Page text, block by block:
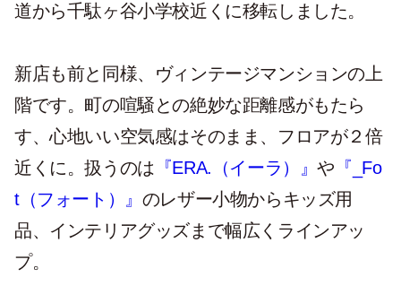
道から千駄ヶ谷小学校近くに移転しました。
新店も前と同様、ヴィンテージマンションの上
階です。町の喧騒との絶妙な距離感がもたら
す、心地いい空気感はそのまま、フロアが２倍
近くに。扱うのは 『ERA.（イーラ）』や 『_Fo
t（フォート）』 のレザー小物からキッズ用
品、インテリアグッズまで幅広くラインアッ
プ。